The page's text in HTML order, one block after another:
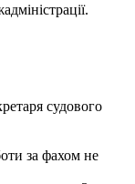
судового
за фахом не